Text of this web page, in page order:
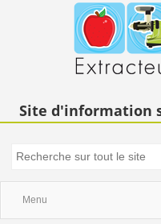
Site d'information
Menu